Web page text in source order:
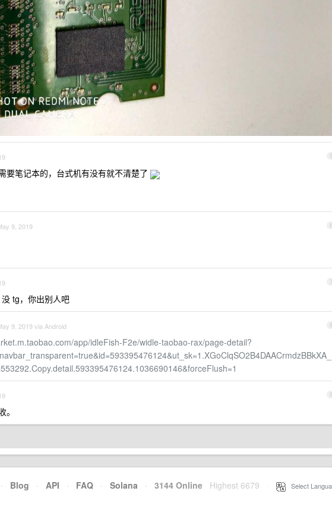
5
要笔记本的，台式机有没有就不清楚了
6
9, 2019
7
没 tg，你出别人吧
8
9, 2019 via Android
app/idleFish-F2e/widle-taobao-rax/page-detail?
9
。
· Blog · API · FAQ · Solana · 3144 Online Highest 6679 Select